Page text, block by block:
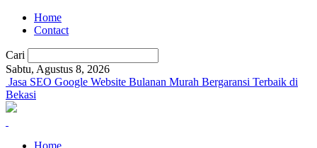
Home
Contact
Cari
Sabtu, Agustus 8, 2026
Jasa SEO Google Website Bulanan Murah Bergaransi Terbaik di
Bekasi
Home